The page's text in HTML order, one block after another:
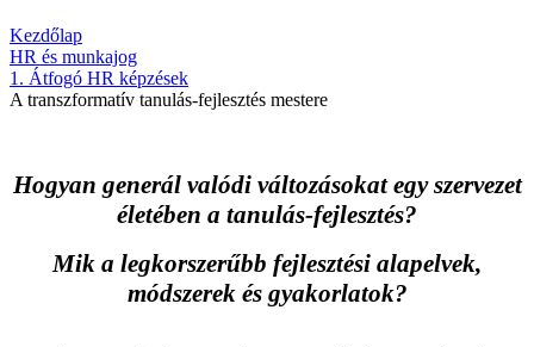
Kezdőlap
HR és munkajog
1. Átfogó HR képzések
A transzformatív tanulás-fejlesztés mestere
Hogyan generál valódi változásokat egy szervezet
életében a tanulás-fejlesztés?
Mik a legkorszerűbb fejlesztési alapelvek,
módszerek és gyakorlatok?